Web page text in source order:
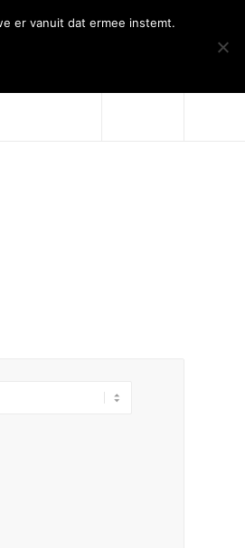
er vanuit dat ermee instemt.